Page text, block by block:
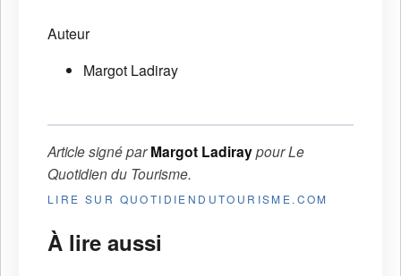
Auteur
Margot Ladiray
Article signé parMargot LadiraypourLe
Quotidien du Tourisme.
LIRE SUR QUOTIDIENDUTOURISME.COM
À lire aussi